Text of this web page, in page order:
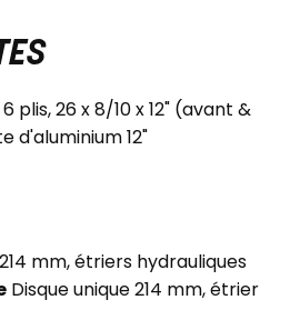
6 plis, 26 x 8/10 x 12" (avant &
d'aluminium 12"
mm, étriers hydrauliques
Disque unique 214 mm, étrier